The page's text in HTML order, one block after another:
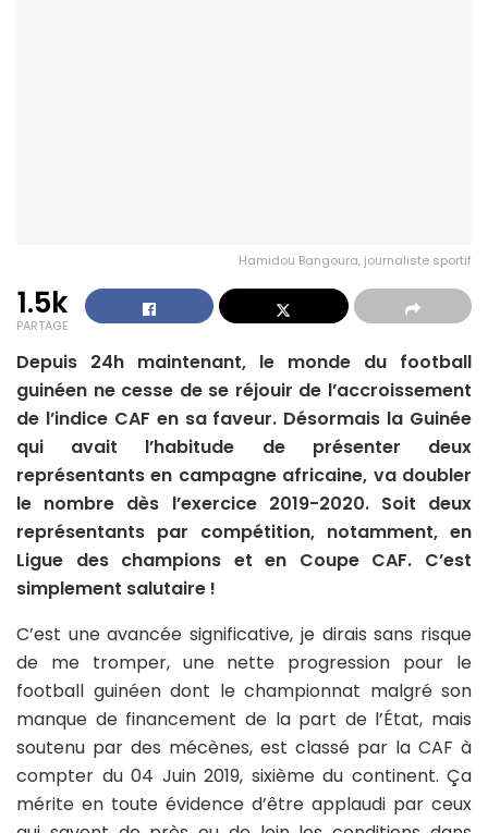
Hamidou Bangoura, journaliste sportif
1.5k
PARTAGE
Depuis 24h maintenant, le monde du football
guinéen ne cesse de se réjouir de l’accroissement
de l’indice CAF en sa faveur. Désormais la Guinée
qui avait l’habitude de présenter deux
représentants en campagne africaine, va doubler
le nombre dès l’exercice 2019-2020. Soit deux
représentants par compétition, notamment, en
Ligue des champions et en Coupe CAF. C’est
simplement salutaire !
C’est une avancée significative, je dirais sans risque
de me tromper, une nette progression pour le
football guinéen dont le championnat malgré son
manque de financement de la part de l’État, mais
soutenu par des mécènes, est classé par la CAF à
compter du 04 Juin 2019, sixième du continent. Ça
mérite en toute évidence d’être applaudi par ceux